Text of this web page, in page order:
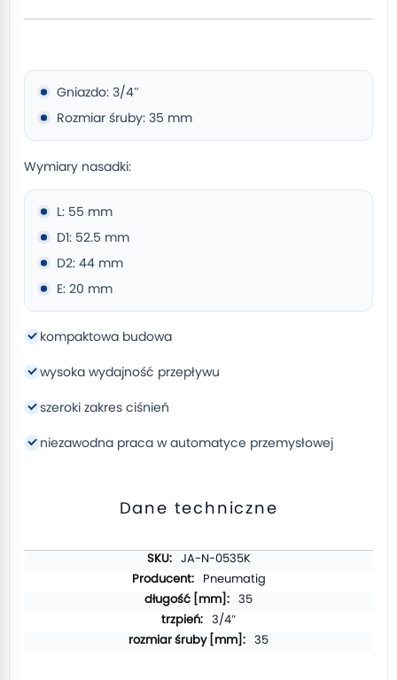
Gniazdo: 3/4″
Rozmiar śruby: 35 mm
Wymiary nasadki:
L: 55 mm
D1: 52.5 mm
D2: 44 mm
E: 20 mm
kompaktowa budowa
wysoka wydajność przepływu
szeroki zakres ciśnień
niezawodna praca w automatyce przemysłowej
Dane techniczne
JA-N-0535K
Pneumatig
35
3/4″
35